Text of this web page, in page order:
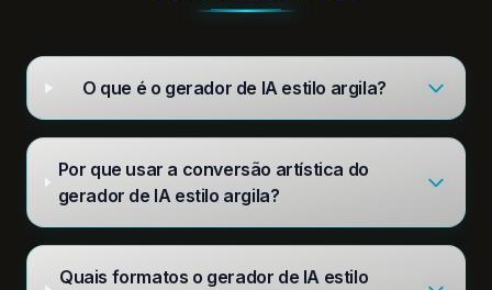
O que é o gerador de IA estilo argila?
Por que usar a conversão artística do
gerador de IA estilo argila?
Quais formatos o gerador de IA estilo